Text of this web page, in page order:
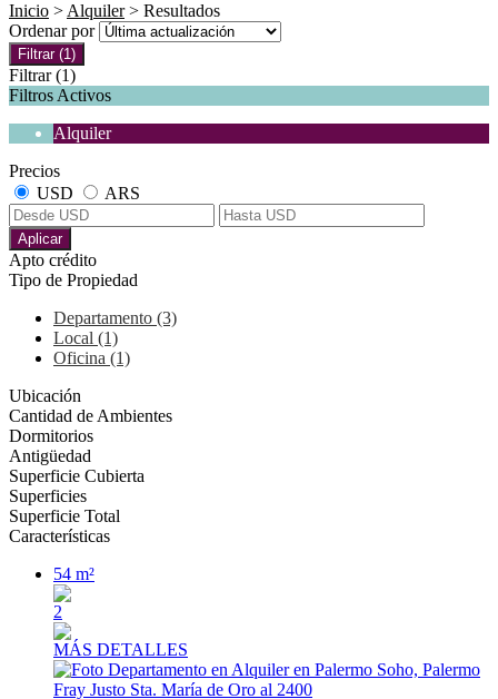
Inicio >Alquiler> Resultados
Ordenar por
Filtrar (1)
Filtrar (1)
Filtros Activos
Alquiler
Precios
USD
ARS
Aplicar
Apto crédito
Tipo de Propiedad
Departamento (3)
Local (1)
Oficina (1)
Ubicación
Cantidad de Ambientes
Dormitorios
Antigüedad
Superficie Cubierta
Superficies
Superficie Total
Características
54 m²
2
MÁS DETALLES